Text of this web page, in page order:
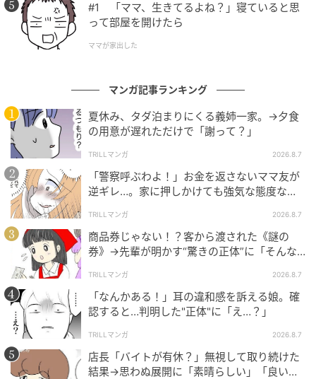
#1 「ママ、生きてるよね？」寝ていると思
って部屋を開けたら
ママが家出した
マンガ記事ランキング
夏休み、タダ泊まりにくる義姉一家。→夕食
の用意が遅れただけで「謝って？」
TRILLマンガ 2026.8.7
「警察呼ぶわよ！」お金を返さないママ友が
逆ギレ…。家に押しかけても強気な態度なワ
TRILLマンガ 2026.8.7
商品券じゃない！？客から渡された《謎の
券》→先輩が明かす“驚きの正体”に「そんな
TRILLマンガ 2026.8.7
「なんかある！」耳の違和感を訴える娘。確
認すると…判明した"正体"に「え…？」
TRILLマンガ 2026.8.7
店長「バイトが有休？」無視して取り続けた
結果→思わぬ展開に「素晴らしい」「良いこ